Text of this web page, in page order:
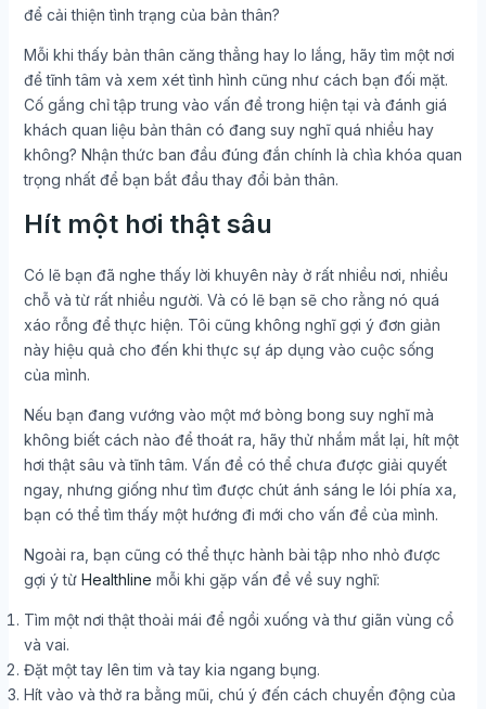
để cải thiện tình trạng của bản thân?
Mỗi khi thấy bản thân căng thẳng hay lo lắng, hãy tìm một nơi
để tĩnh tâm và xem xét tình hình cũng như cách bạn đối mặt.
Cố gắng chỉ tập trung vào vấn đề trong hiện tại và đánh giá
khách quan liệu bản thân có đang suy nghĩ quá nhiều hay
không? Nhận thức ban đầu đúng đắn chính là chìa khóa quan
trọng nhất để bạn bắt đầu thay đổi bản thân.
Hít một hơi thật sâu
Có lẽ bạn đã nghe thấy lời khuyên này ở rất nhiều nơi, nhiều
chỗ và từ rất nhiều người. Và có lẽ bạn sẽ cho rằng nó quá
xáo rỗng để thực hiện. Tôi cũng không nghĩ gợi ý đơn giản
này hiệu quả cho đến khi thực sự áp dụng vào cuộc sống
của mình.
Nếu bạn đang vướng vào một mớ bòng bong suy nghĩ mà
không biết cách nào để thoát ra, hãy thử nhắm mắt lại, hít một
hơi thật sâu và tĩnh tâm. Vấn đề có thể chưa được giải quyết
ngay, nhưng giống như tìm được chút ánh sáng le lói phía xa,
bạn có thể tìm thấy một hướng đi mới cho vấn đề của mình.
Ngoài ra, bạn cũng có thể thực hành bài tập nho nhỏ được
gợi ý từ Healthline mỗi khi gặp vấn đề về suy nghĩ:
Tìm một nơi thật thoải mái để ngồi xuống và thư giãn vùng cổ
và vai.
Đặt một tay lên tim và tay kia ngang bụng.
Hít vào và thở ra bằng mũi, chú ý đến cách chuyển động của